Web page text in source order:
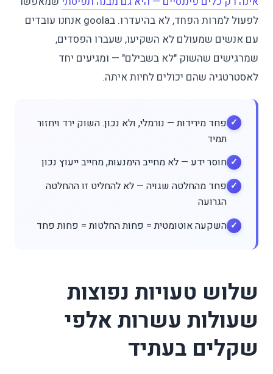
לפעול למרות הפחד, לא בהיעדרו. בgoola אנחנו עובדים
עם אנשים שמעולם לא השקיעו, שעברו הפסדים,
שמרגישים שהשוק "לא בשבילם" — ומגיעים יחד
לאסטרטגיה שהם יכולים לחיות איתה.
פחד מירידות — נורמלי, ולא נכון. השוק ירד ויחזור
תמיד
חוסר ידע — לא מחייב הימנעות, מחייב ייעוץ נכון
פחד מהחלטה שגויה — לא להחליט זו ההחלטה
הגרועה
השקעה אוטומטית = פחות החלטות = פחות פחד
שלוש טעויות נפוצות
שעולות עשרות אלפי
שקלים בעתיד